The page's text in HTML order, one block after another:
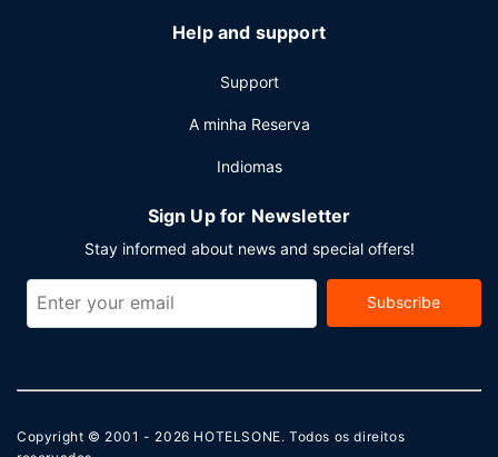
Help and support
Support
A minha Reserva
Indiomas
Sign Up for Newsletter
Stay informed about news and special offers!
Subscribe
Copyright © 2001 - 2026 HOTELSONE. Todos os direitos